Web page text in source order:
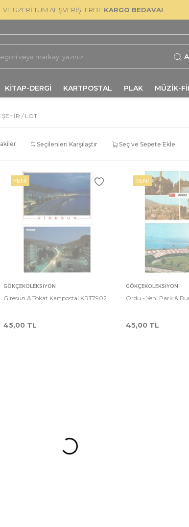
ÜZERİ TÜM ALIŞVERİŞLERDE KARGO BEDAVA!
KİTAP-DERGİ KARTPOSTAL PLAK MÜZİK-
ŞEHIR / LOT
Seçilenleri Karşılaştır Seç ve Sepete Ekle
YENI
Sepete
Ekle
GÖKÇEKOLEKSIYON
Giresun & Tokat Kartpostal KRT7902
45,00 TL
YENI
Sepete
Ekle
GÖKÇEKOLEKSIYON
Ordu - Yeni Park &
45,00 TL